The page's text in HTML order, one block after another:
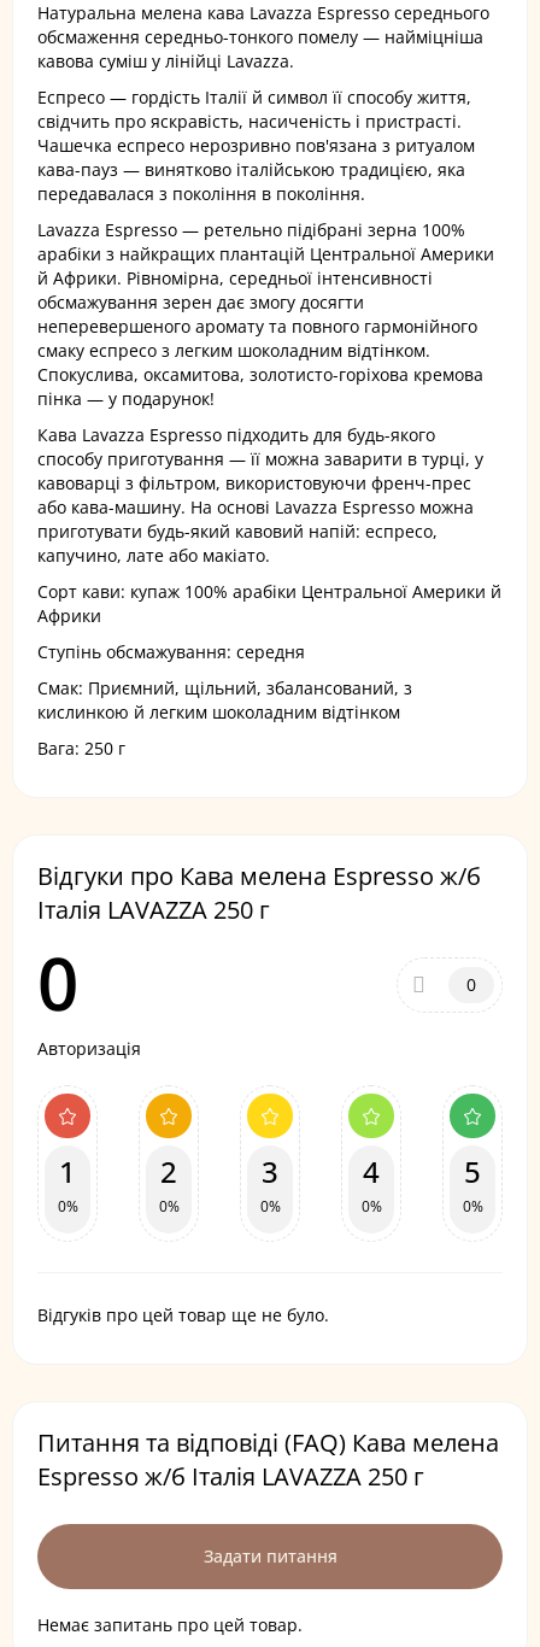
Натуральна мелена кава Lavazza Espresso середнього
обсмаження середньо-тонкого помелу — найміцніша
кавова суміш у лінійці Lavazza.
Еспресо — гордість Італії й символ її способу життя,
свідчить про яскравість, насиченість і пристрасті.
Чашечка еспресо нерозривно пов'язана з ритуалом
кава-пауз — винятково італійською традицією, яка
передавалася з покоління в покоління.
Lavazza Espresso — ретельно підібрані зерна 100%
арабіки з найкращих плантацій Центральної Америки
й Африки. Рівномірна, середньої інтенсивності
обсмажування зерен дає змогу досягти
неперевершеного аромату та повного гармонійного
смаку еспресо з легким шоколадним відтінком.
Спокуслива, оксамитова, золотисто-горіхова кремова
пінка — у подарунок!
Кава Lavazza Espresso підходить для будь-якого
способу приготування — її можна заварити в турці, у
кавоварці з фільтром, використовуючи френч-прес
або кава-машину. На основі Lavazza Espresso можна
приготувати будь-який кавовий напій: еспресо,
капучино, лате або макіато.
Сорт кави: купаж 100% арабіки Центральної Америки й
Африки
Ступінь обсмажування: середня
Смак: Приємний, щільний, збалансований, з
кислинкою й легким шоколадним відтінком
Вага: 250 г
Відгуки про Кава мелена Espresso ж/б
Італія LAVAZZA 250 г
0 0
Авторизація
1
0%
2
0%
3
0%
4
0%
5
0%
Відгуків про цей товар ще не було.
Питання та відповіді (FAQ) Кава мелена
Espresso ж/б Італія LAVAZZA 250 г
Задати питання
Немає запитань про цей товар.